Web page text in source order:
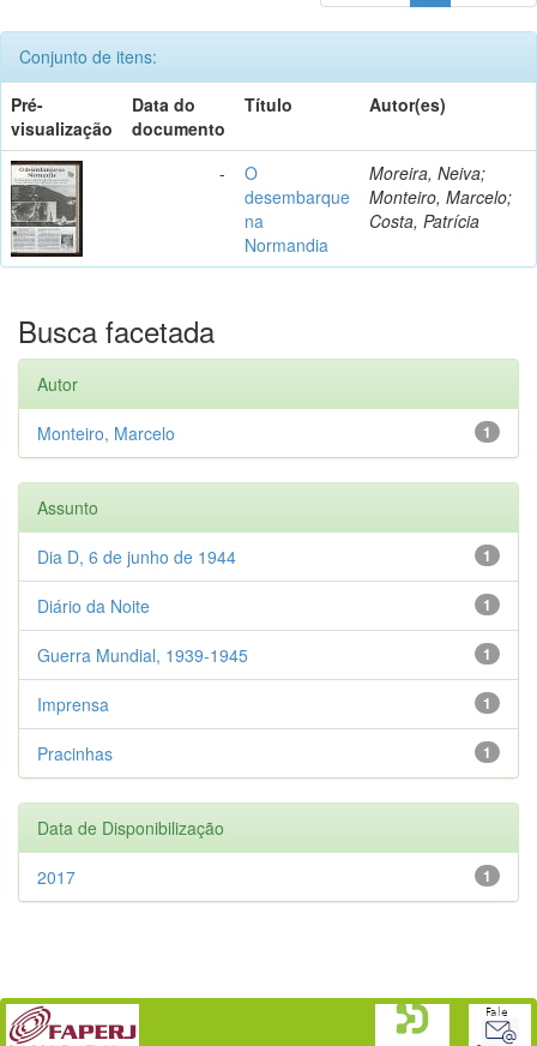
Conjunto de itens:
Pré-
visualização
Data do
documento
Título Autor(es)
-
O
desembarque
na
Normandia
Moreira, Neiva;
Monteiro, Marcelo;
Costa, Patrícia
Busca facetada
Autor
1
Monteiro, Marcelo
Assunto
1
Dia D, 6 de junho de 1944
1
Diário da Noite
1
Guerra Mundial, 1939-1945
1
Imprensa
1
Pracinhas
Data de Disponibilização
1
2017